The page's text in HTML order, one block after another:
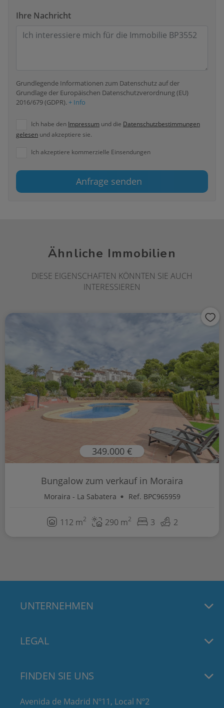
Ihre Nachricht
Grundlegende Informationen zum Datenschutz auf der
Grundlage der Europäischen Datenschutzverordnung (EU)
2016/679 (GDPR). + Info
Ich habe den Impressum und die Datenschutzbestimmungen
gelesen und akzeptiere sie.
Ich akzeptiere kommerzielle Einsendungen
Anfrage senden
Ähnliche Immobilien
DIESE EIGENSCHAFTEN KÖNNTEN SIE AUCH
INTERESSIEREN
349.000 €
Bungalow zum verkauf in Moraira
Moraira - La Sabatera Ref. BPC965959
112 m2 290 m2 3 2
UNTERNEHMEN
LEGAL
FINDEN SIE UNS
Avenida de Madrid Nº11, Local Nº2